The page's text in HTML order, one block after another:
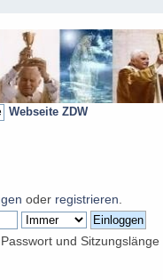
Webseite ZDW
oder registrieren
und Sitzungslänge